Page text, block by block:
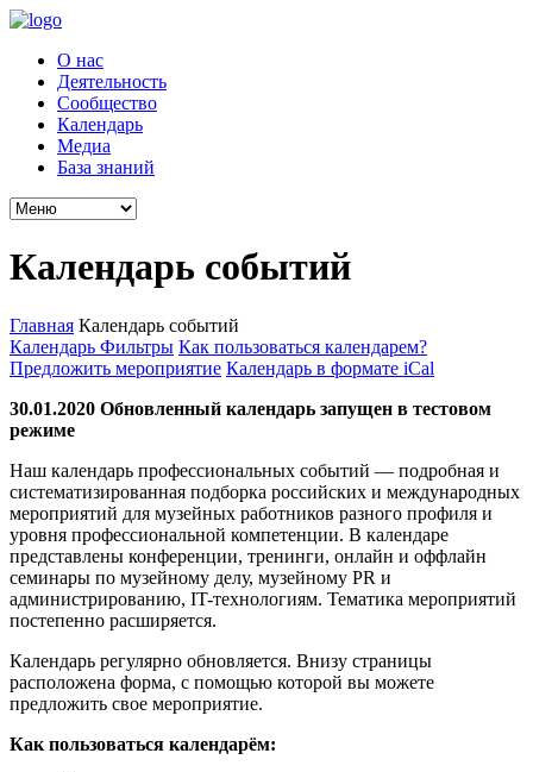
О нас
Деятельность
Сообщество
Календарь
Медиа
База знаний
Календарь событий
Главная Календарь событий
Календарь Фильтры Как пользоваться календарем?
Предложить мероприятие Календарь в формате iCal
30.01.2020 Обновленный календарь запущен в тестовом
режиме
Наш календарь профессиональных событий — подробная и
систематизированная подборка российских и международных
мероприятий для музейных работников разного профиля и
уровня профессиональной компетенции. В календаре
представлены конференции, тренинги, онлайн и оффлайн
семинары по музейному делу, музейному PR и
администрированию, IT-технологиям. Тематика мероприятий
постепенно расширяется.
Календарь регулярно обновляется. Внизу страницы
расположена форма, с помощью которой вы можете
предложить свое мероприятие.
Как пользоваться календарём: